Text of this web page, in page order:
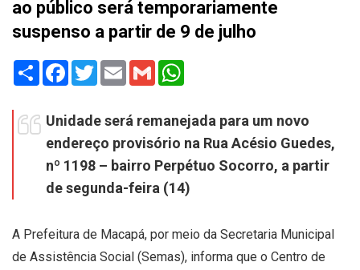
ao público será temporariamente
suspenso a partir de 9 de julho
Share Facebook
TwitterEmail Gmail
Unidade será remanejada para um novo
endereço provisório na Rua Acésio Guedes,
nº 1198 – bairro Perpétuo Socorro, a partir
de segunda-feira (14)
A Prefeitura de Macapá, por meio da Secretaria Municipal
de Assistência Social (Semas), informa que o Centro de